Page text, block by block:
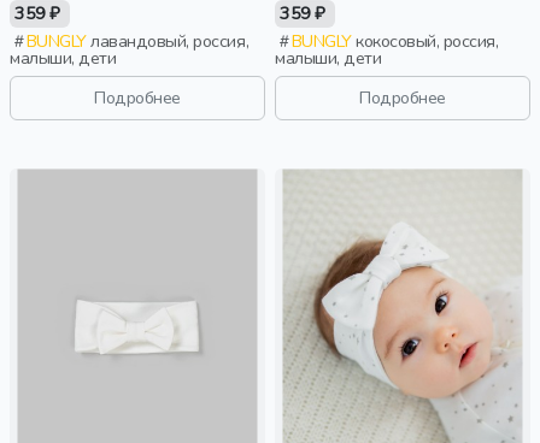
359 ₽
BUNGLYлавандовый, россия,
малыши, дети
Подробнее
359 ₽
BUNGLYкокосовый, россия,
малыши, дети
Подробнее